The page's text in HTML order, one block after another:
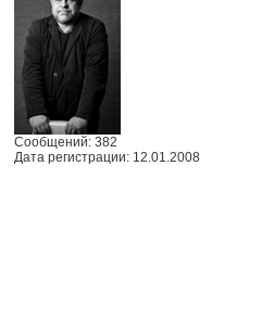
Сообщений: 382
Дата регистрации: 12.01.2008